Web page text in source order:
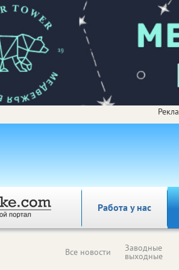
Работа у нас
Все новости Заводные
выходные